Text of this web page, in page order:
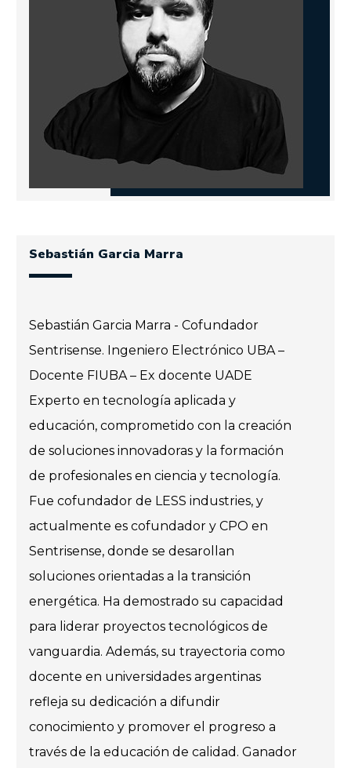
Sebastián Garcia Marra
Sebastián Garcia Marra - Cofundador
Sentrisense. Ingeniero Electrónico UBA –
Docente FIUBA – Ex docente UADE
Experto en tecnología aplicada y
educación, comprometido con la creación
de soluciones innovadoras y la formación
de profesionales en ciencia y tecnología.
Fue cofundador de LESS industries, y
actualmente es cofundador y CPO en
Sentrisense, donde se desarollan
soluciones orientadas a la transición
energética. Ha demostrado su capacidad
para liderar proyectos tecnológicos de
vanguardia. Además, su trayectoria como
docente en universidades argentinas
refleja su dedicación a difundir
conocimiento y promover el progreso a
través de la educación de calidad. Ganador